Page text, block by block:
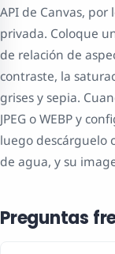
API de Canvas,
privada. Coloque
de relación de
contraste, la
grises y sepia.
JPEG o WEBP y
luego descárguelo
de agua, y su
Preguntas